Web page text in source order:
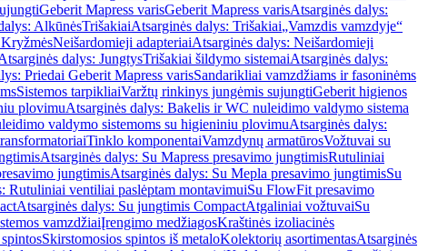
Geberit Mapress varisGeberit Mapress varisAtsarginės dalys:
AlkūnėsTrišakiaiAtsarginės dalys: Trišakiai„Vamzdis vamzdyje“
Neišardomieji adapteriaiAtsarginės dalys: Neišardomieji
dalys: JungtysTrišakiai šildymo sistemaiAtsarginės dalys:
Priedai Geberit Mapress varisSandarikliai vamzdžiams ir fasoninėms
Sistemos tarpikliaiVaržtų rinkinys jungėmis sujungtiGeberit higienos
plovimuAtsarginės dalys: Bakelis ir WC nuleidimo valdymo sistema
valdymo sistemoms su higieniniu plovimuAtsarginės dalys:
Tinklo komponentaiVamzdynų armatūrosVožtuvai su
Atsarginės dalys: Su Mapress presavimo jungtimisRutuliniai
jungtimisAtsarginės dalys: Su Mepla presavimo jungtimisSu
Rutuliniai ventiliai paslėptam montavimuiSu FlowFit presavimo
Atsarginės dalys: Su jungtimis CompactAtgaliniai vožtuvaiSu
vamzdžiaiĮrengimo medžiagosKraštinės izoliacinės
Skirstomosios spintos iš metaloKolektorių asortimentasAtsarginės